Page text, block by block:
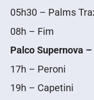
05h30 – Palms
08h – Fim
Palco Supernova
17h – Peroni
19h – Capetini